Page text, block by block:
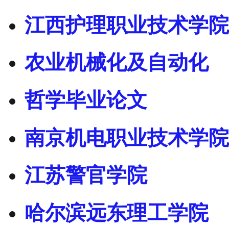
江西护理职业技术学院
农业机械化及自动化
哲学毕业论文
南京机电职业技术学院
江苏警官学院
哈尔滨远东理工学院